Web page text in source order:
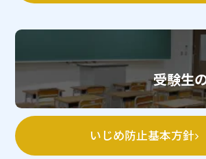
受験生
いじめ防止基本方針